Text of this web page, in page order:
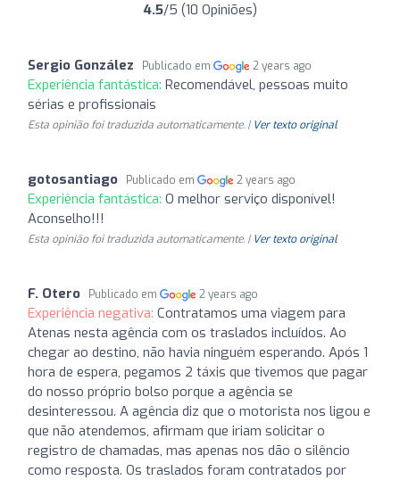
4.5/5 (10 Opiniões)
Sergio González Publicado em 2 years ago
Experiência fantástica: Recomendável, pessoas muito
sérias e profissionais
Esta opinião foi traduzida automaticamente. | Ver texto original
gotosantiago Publicado em 2 years ago
Experiência fantástica: O melhor serviço disponível!
Aconselho!!!
Esta opinião foi traduzida automaticamente. | Ver texto original
F. Otero Publicado em 2 years ago
Experiência negativa: Contratamos uma viagem para
Atenas nesta agência com os traslados incluídos. Ao
chegar ao destino, não havia ninguém esperando. Após 1
hora de espera, pegamos 2 táxis que tivemos que pagar
do nosso próprio bolso porque a agência se
desinteressou. A agência diz que o motorista nos ligou e
que não atendemos, afirmam que iriam solicitar o
registro de chamadas, mas apenas nos dão o silêncio
como resposta. Os traslados foram contratados por